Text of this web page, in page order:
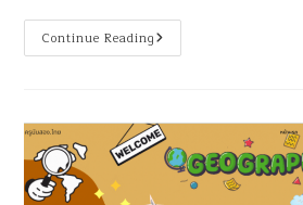
Continue Reading